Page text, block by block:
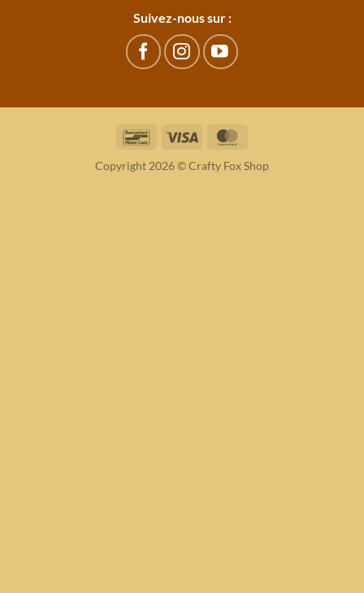
Suivez-nous sur :
BancontactVisa
Copyright 2026 © Crafty Fox Shop